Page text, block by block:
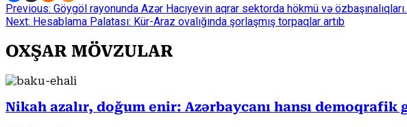
Continue
Reading
Previous: Göygöl rayonunda Azər Hacıyevin aqrar sektorda hökmü və
Next: Hesablama Palatası: Kür-Araz ovalığında şorlaşmış torpaqlar artıb
OXŞAR MÖVZULAR
Nikah azalır, doğum enir: Azərbaycanı hansı demoqrafik